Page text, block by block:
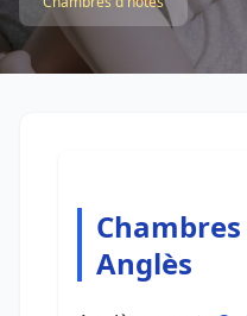
Anglès